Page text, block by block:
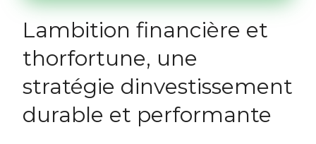
Lambition financière et
thorfortune, une
stratégie dinvestissement
durable et performante